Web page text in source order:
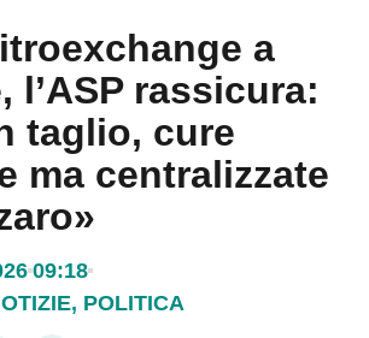
a
l’ASP rassicura:
taglio, cure
ma centralizzate
09:18
, POLITICA